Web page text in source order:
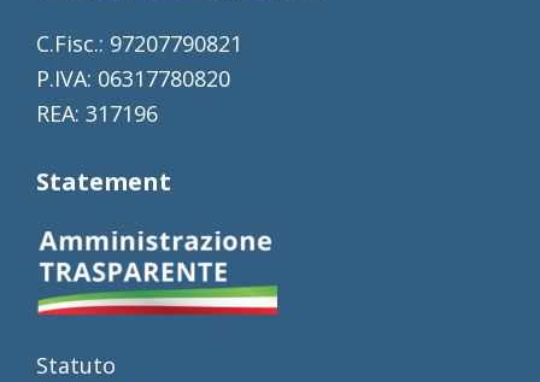
C.Fisc.: 97207790821
P.IVA: 06317780820
REA: 317196
Statement
Statuto